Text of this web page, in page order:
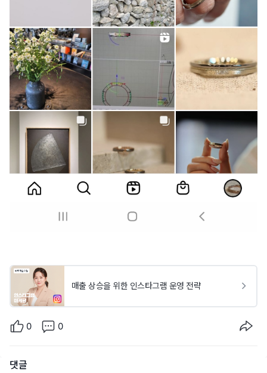
매출 상승을 위한 인스타그램 운영 전략
0 0
댓글